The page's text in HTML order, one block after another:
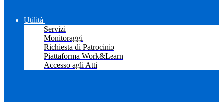
Utilità
Servizi
Monitoraggi
Richiesta di Patrocinio
Piattaforma Work&Learn
Accesso agli Atti